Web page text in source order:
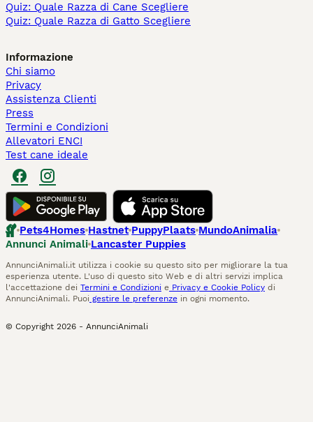
Quiz: Quale Razza di Cane Scegliere
Quiz: Quale Razza di Gatto Scegliere
Informazione
Chi siamo
Privacy
Assistenza Clienti
Press
Termini e Condizioni
Allevatori ENCI
Test cane ideale
Pets4Homes Hastnet PuppyPlaats MundoAnimalia
Annunci Animali Lancaster Puppies
AnnunciAnimali.it utilizza i cookie su questo sito per migliorare la tua
esperienza utente. L'uso di questo sito Web e di altri servizi implica
l'accettazione dei Termini e Condizioni e Privacy e Cookie Policy di
AnnunciAnimali. Puoi gestire le preferenze in ogni momento.
© Copyright 2026 - AnnunciAnimali